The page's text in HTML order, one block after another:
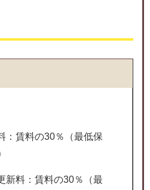
：賃料の30％（最低保
新料：賃料の30％（最